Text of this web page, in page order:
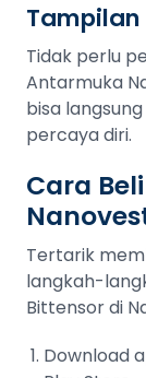
Tidak perlu
Antarmuka
bisa
percaya diri.
Cara
Tertarik
langkah-
Bittensor di
Download